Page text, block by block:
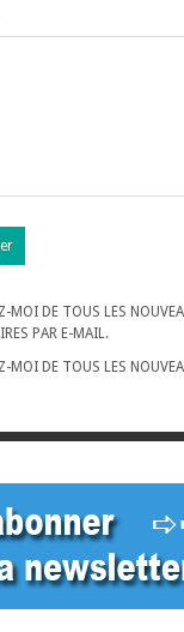
MOI DE TOUS LES
PAR E-MAIL.
MOI DE TOUS LES